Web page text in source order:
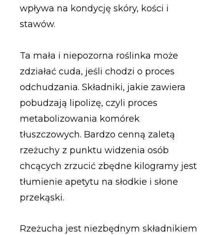
wpływa na kondycję skóry, kości i
stawów.
Ta mała i niepozorna roślinka może
zdziałać cuda, jeśli chodzi o proces
odchudzania. Składniki, jakie zawiera
pobudzają lipolizę, czyli proces
metabolizowania komórek
tłuszczowych. Bardzo cenną zaletą
rzeżuchy z punktu widzenia osób
chcących zrzucić zbędne kilogramy jest
tłumienie apetytu na słodkie i słone
przekąski.
Rzeżucha jest niezbędnym składnikiem